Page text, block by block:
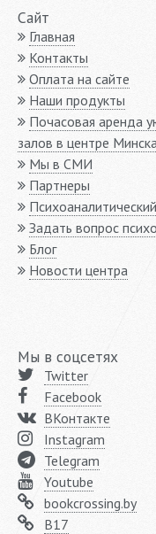
Сайт
Главная
Контакты
Оплата на сайте
Наши продукты
Почасовая аренда
залов в центре Минска
Мы в СМИ
Партнеры
Задать вопрос
Блог
Новости центра
Мы в соцсетях
Twitter
Facebook
ВКонтакте
Instagram
Telegram
Youtube
bookcrossing.by
B17